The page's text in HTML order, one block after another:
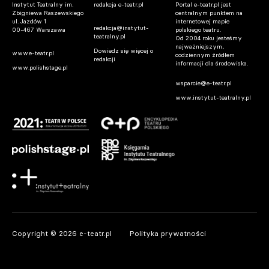
Warszawa. Iga Cembrzyńska spocznie na
Powązkach Wojskowych
Chyra. Gwiazdy wystąpią na Dworcu
Instytut Teatralny im.
Zbigniewa Raszewskiego
ul. Jazdów 1
00-467 Warszawa
www.e-teatr.pl
www.polishstage.pl
redakcja e-teatr.pl
redakcja@instytut-
teatralny.pl
Dowiedz się więcej o
redakcji
Portal e-teatr.pl jest
centralnym punktem na
internetowej mapie
polskiego teatru.
Od 2004 roku jesteśmy
najważniejszym,
codziennym źródłem
informacji dla środowiska.
wsparcie@e-teatr.pl
www.instytut-teatralny.pl
Copyright © 2026 e-teatr.pl Polityka prywatności